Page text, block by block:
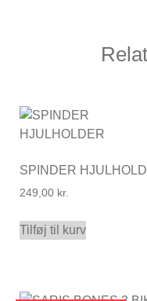
SPINDER
249,00 kr.
Tilføj til kurv